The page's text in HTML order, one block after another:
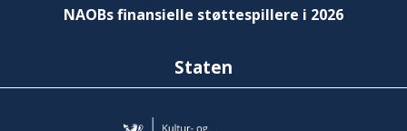
NAOBs finansielle støttespillere i 2026
Staten